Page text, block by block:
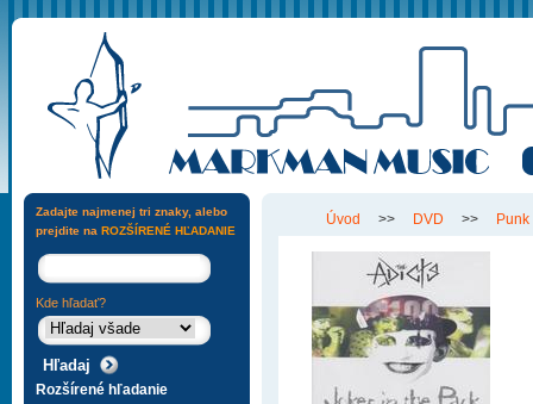
Úvod >> DVD >>
Zadajte najmenej tri znaky, alebo
prejdite na ROZŠÍRENÉ HĽADANIE
Kde hľadať?
Rozšírené hľadanie